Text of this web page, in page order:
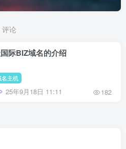
评论
际BIZ域名的介绍
名主机
25年9月18日 11:11 182